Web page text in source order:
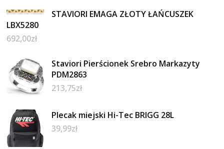
STAVIORI EMAGA ZŁOTY ŁAŃCUSZEK
LBX5280
692,00zł
Staviori Pierścionek Srebro Markazyty
PDM2863
213,75zł
Plecak miejski Hi-Tec BRIGG 28L
39,99zł